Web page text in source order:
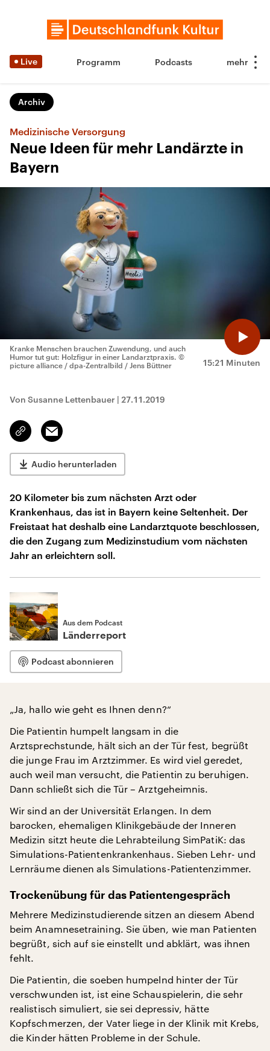
Live Programm Podcasts
Archiv
Medizinische Versorgung
Neue Ideen für mehr Landärzte in
Bayern
15:21 Minuten
Kranke Menschen brauchen Zuwendung, und auch
Humor tut gut: Holzfigur in einer Landarztpraxis. ©
picture alliance / dpa-Zentralbild / Jens Büttner
Von Susanne Lettenbauer | 27.11.2019
Link
kopieren/teilen
Email
Audio herunterladen
20 Kilometer bis zum nächsten Arzt oder
Krankenhaus, das ist in Bayern keine Seltenheit. Der
Freistaat hat deshalb eine Landarztquote beschlossen,
die den Zugang zum Medizinstudium vom nächsten
Jahr an erleichtern soll.
Aus dem Podcast
Länderreport
Podcast abonnieren
„Ja, hallo wie geht es Ihnen denn?“
Die Patientin humpelt langsam in die
Arztsprechstunde, hält sich an der Tür fest, begrüßt
die junge Frau im Arztzimmer. Es wird viel geredet,
auch weil man versucht, die Patientin zu beruhigen.
Dann schließt sich die Tür – Arztgeheimnis.
Wir sind an der Universität Erlangen. In dem
barocken, ehemaligen Klinikgebäude der Inneren
Medizin sitzt heute die Lehrabteilung SimPatiK: das
Simulations-Patientenkrankenhaus. Sieben Lehr- und
Lernräume dienen als Simulations-Patientenzimmer.
Trockenübung für das Patientengespräch
Mehrere Medizinstudierende sitzen an diesem Abend
beim Anamnesetraining. Sie üben, wie man Patienten
begrüßt, sich auf sie einstellt und abklärt, was ihnen
fehlt.
Die Patientin, die soeben humpelnd hinter der Tür
verschwunden ist, ist eine Schauspielerin, die sehr
realistisch simuliert, sie sei depressiv, hätte
Kopfschmerzen, der Vater liege in der Klinik mit Krebs,
die Kinder hätten Probleme in der Schule.